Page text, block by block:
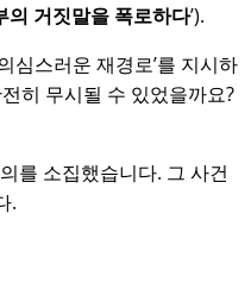
의 거짓말을 폭로하다).
심스러운 재경로 를 지시하
히 무시될 수 있었을까요?
를 소집했습니다. 그 사건
.